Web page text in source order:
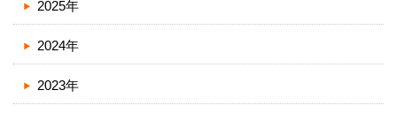
2025年
2024年
2023年